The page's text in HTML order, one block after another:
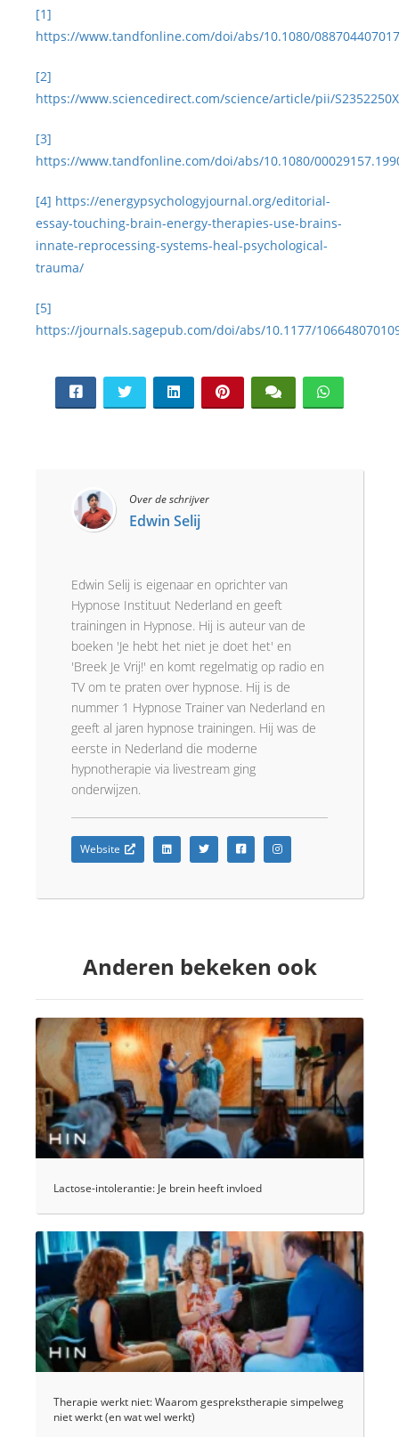
[1]
https://www.tandfonline.com/doi/abs/10.1080/
[2]
https://www.sciencedirect.com/science/article/pii/
[3]
https://www.tandfonline.com/doi/abs/10.1080/
[4] https://energypsychologyjournal.org/editorial-
essay-touching-brain-energy-therapies-use-brains-
innate-reprocessing-systems-heal-psychological-
trauma/
[5]
https://journals.sagepub.com/doi/abs/10.1177/
Over de schrijver
Edwin Selij
Edwin Selij is eigenaar en oprichter van
Hypnose Instituut Nederland en geeft
trainingen in Hypnose. Hij is auteur van de
boeken 'Je hebt het niet je doet het' en
'Breek Je Vrij!' en komt regelmatig op radio en
TV om te praten over hypnose. Hij is de
nummer 1 Hypnose Trainer van Nederland en
geeft al jaren hypnose trainingen. Hij was de
eerste in Nederland die moderne
hypnotherapie via livestream ging
onderwijzen.
Website
Anderen bekeken ook
Lactose-intolerantie: Je brein heeft invloed
Therapie werkt niet: Waarom gesprekstherapie simpelweg
niet werkt (en wat wel werkt)